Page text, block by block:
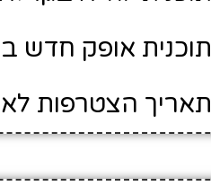
תוכנית אופק חדש
תאריך הצטרפות לאופק